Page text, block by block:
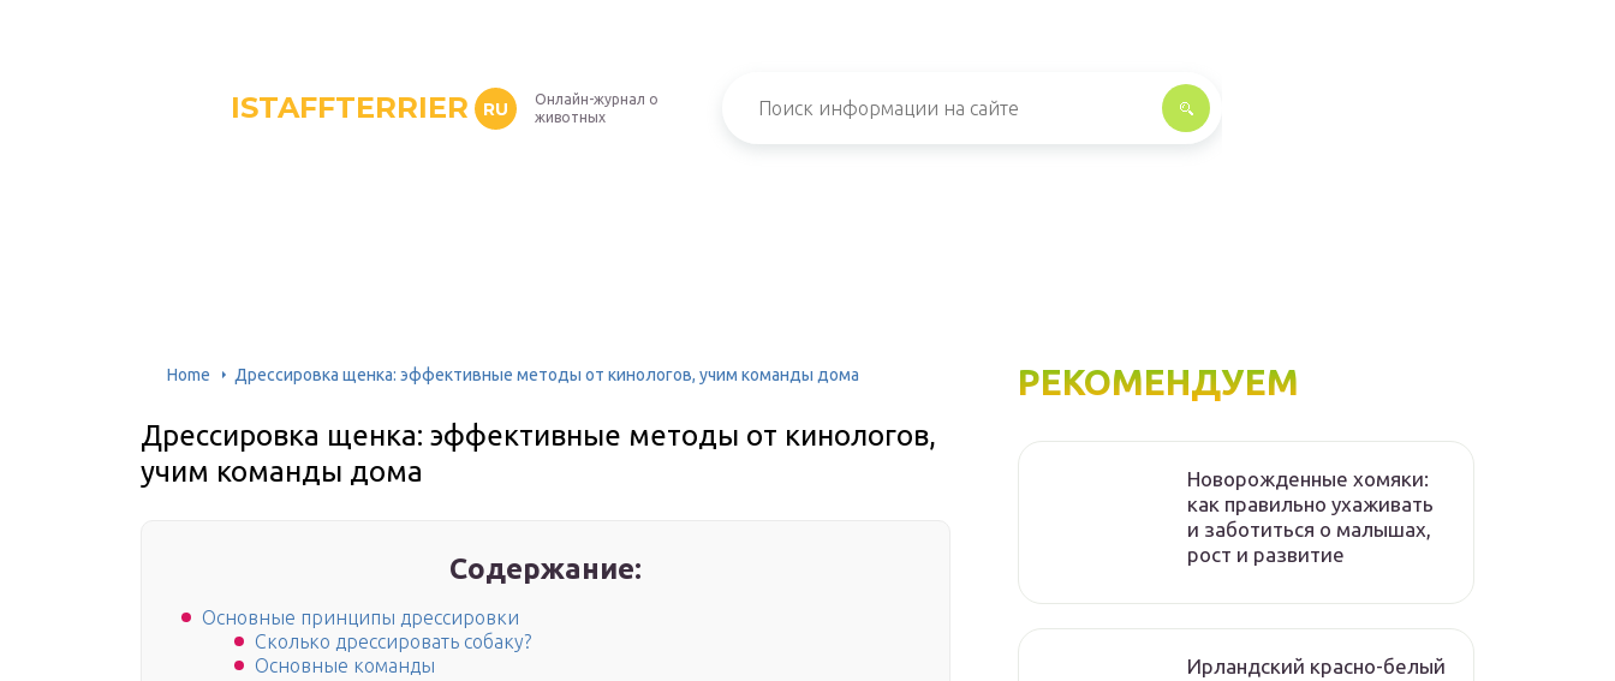
ISTAFFTERRIER RU
Онлайн-журнал о
животных
Home Дрессировка щенка: эффективные методы от кинологов, учим команды дома
Дрессировка щенка: эффективные методы от кинологов,
учим команды дома
Содержание:
Основные принципы дрессировки
Сколько дрессировать собаку?
Основные команды
РЕКОМЕНДУЕМ
Новорожденные хомяки:
как правильно ухаживать
и заботиться о малышах,
рост и развитие
Ирландский красно-белый